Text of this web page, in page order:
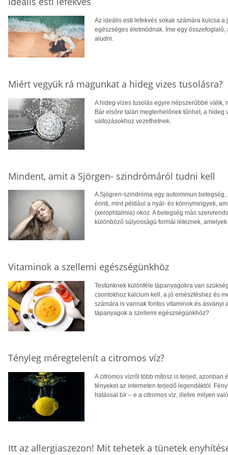
Az ideális esti lefekvés sokak számára kulcsa
egészséges életmódnak. Íme egy
aludni.
Miért vegyük rá magunkat a hideg vizes tusolásra?
A hideg vizes tusolás egyre népszerűbbé
Bár elsőre talán megterhelőnek tűnhet, a
változásokhoz vezethetnek.
Mindent, amit a Sjörgen- szindrómáról tudni kell
A Sjögren-szindróma egy autoimmun
érinti, mint például a nyál- és könnymirigyek,
(xerophtalmia) okoz. A betegség más
különböző súlyosságú formái léteznek,
Vitaminok a szellemi egészségünkhöz
Testünknek különféle tápanyagokra van
csontokhoz kalcium kell, a jó emésztéshez és
számára is vannak fontos vitaminok és
tápanyagok a szellemi egészségünkhöz?
Tényleg méregtelenít a citromos víz?
A citromos vízről több mítosz is terjed,
tényeket az interneten terjedő legendáktól.
hatással bír – e a citromos víz, illetve milyen
Itt az allergiaszezon! Mit tehetek a tünetek